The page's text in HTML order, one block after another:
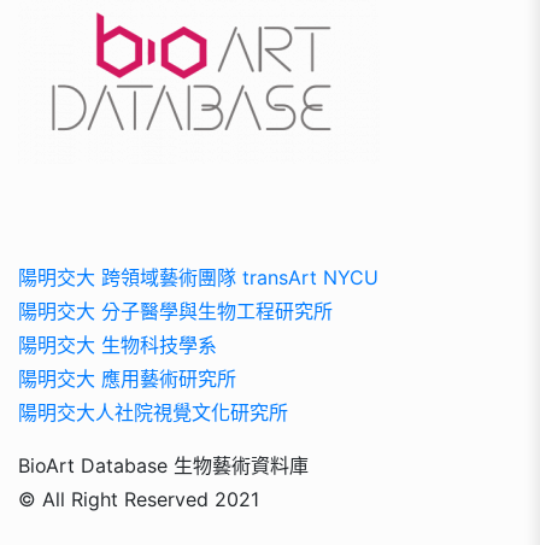
陽明交大 跨領域藝術團隊 transArt NYCU
陽明交大 分子醫學與生物工程研究所
陽明交大 生物科技學系
陽明交大 應用藝術研究所
陽明交大人社院視覺文化研究所
BioArt Database 生物藝術資料庫
© All Right Reserved 2021